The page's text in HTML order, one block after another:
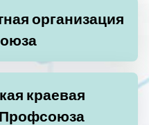
организация
краевая
Профсоюза